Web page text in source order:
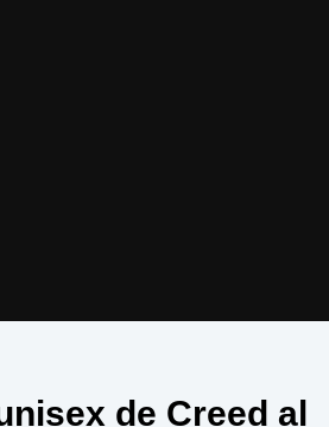
de Creed al